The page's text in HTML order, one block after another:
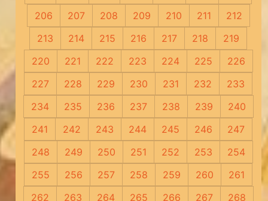
206
207 208 209 210 211
212
213
214 215 216 217 218
219
220
221 222 223 224 225
226
227
228 229 230 231 232
233
234
235 236 237 238 239
240
241
242 243 244 245 246
247
248
249 250 251 252 253
254
255
256 257 258 259 260
261
262
263 264 265 266 267
268